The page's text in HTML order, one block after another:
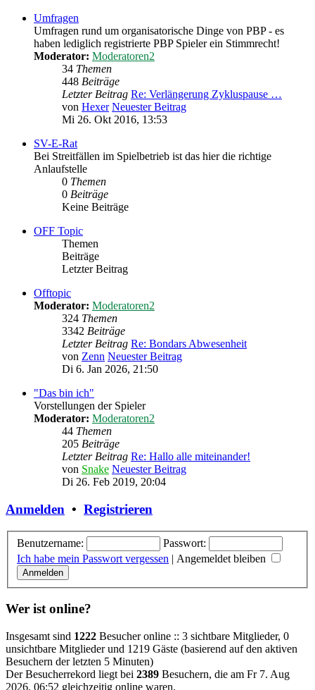
Umfragen
Umfragen rund um organisatorische Dinge von PBP - es
haben lediglich registrierte PBP Spieler ein Stimmrecht!
Moderator: Moderatoren2
34 Themen
448 Beiträge
Letzter Beitrag Re: Verlängerung Zykluspause …
von Hexer Neuester Beitrag
Mi 26. Okt 2016, 13:53
SV-E-Rat
Bei Streitfällen im Spielbetrieb ist das hier die richtige
Anlaufstelle
0 Themen
0 Beiträge
Keine Beiträge
OFF Topic
Themen
Beiträge
Letzter Beitrag
Offtopic
Moderator: Moderatoren2
324 Themen
3342 Beiträge
Letzter Beitrag Re: Bondars Abwesenheit
von Zenn Neuester Beitrag
Di 6. Jan 2026, 21:50
"Das bin ich"
Vorstellungen der Spieler
Moderator: Moderatoren2
44 Themen
205 Beiträge
Letzter Beitrag Re: Hallo alle miteinander!
von Snake Neuester Beitrag
Di 26. Feb 2019, 20:04
Anmelden • Registrieren
Benutzername:
Passwort:
Ich habe mein Passwort vergessen | Angemeldet bleiben
Wer ist online?
Insgesamt sind 1222 Besucher online :: 3 sichtbare Mitglieder, 0
unsichtbare Mitglieder und 1219 Gäste (basierend auf den aktiven
Besuchern der letzten 5 Minuten)
Der Besucherrekord liegt bei 2389 Besuchern, die am Fr 7. Aug
2026, 06:52 gleichzeitig online waren.